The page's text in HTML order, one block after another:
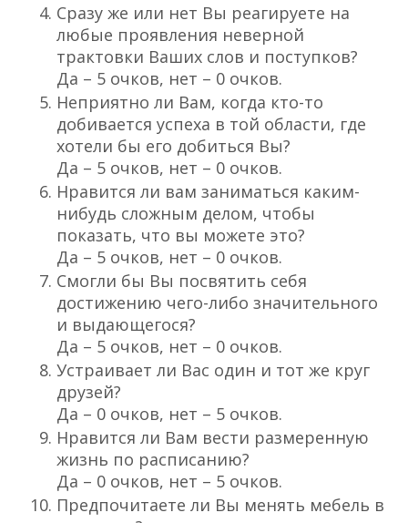
Сразу же или нет Вы реагируете на
любые проявления неверной
трактовки Ваших слов и поступков?
Да – 5 очков, нет – 0 очков.
Неприятно ли Вам, когда кто-то
добивается успеха в той области, где
хотели бы его добиться Вы?
Да – 5 очков, нет – 0 очков.
Нравится ли вам заниматься каким-
нибудь сложным делом, чтобы
показать, что вы можете это?
Да – 5 очков, нет – 0 очков.
Смогли бы Вы посвятить себя
достижению чего-либо значительного
и выдающегося?
Да – 5 очков, нет – 0 очков.
Устраивает ли Вас один и тот же круг
друзей?
Да – 0 очков, нет – 5 очков.
Нравится ли Вам вести размеренную
жизнь по расписанию?
Да – 0 очков, нет – 5 очков.
Предпочитаете ли Вы менять мебель в